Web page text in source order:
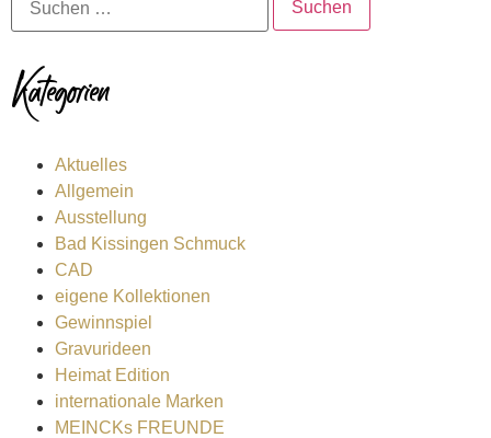
Kategorien
Aktuelles
Allgemein
Ausstellung
Bad Kissingen Schmuck
CAD
eigene Kollektionen
Gewinnspiel
Gravurideen
Heimat Edition
internationale Marken
MEINCKs FREUNDE